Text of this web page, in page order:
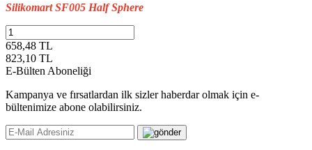
Silikomart SF005 Half Sphere
658,48 TL
823,10 TL
E-Bülten Aboneliği
Kampanya ve fırsatlardan ilk sizler haberdar olmak için e-
bültenimize abone olabilirsiniz.